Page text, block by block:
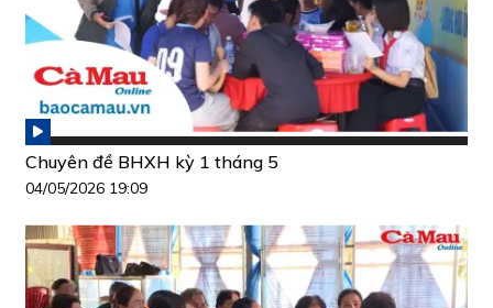
Chuyên đề BHXH kỳ 1 tháng 5
04/05/2026 19:09